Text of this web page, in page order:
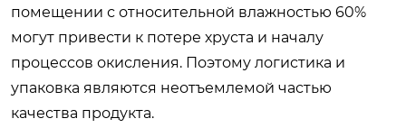
помещении с относительной влажностью 60%
могут привести к потере хруста и началу
процессов окисления. Поэтому логистика и
упаковка являются неотъемлемой частью
качества продукта.